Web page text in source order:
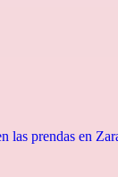
las prendas en